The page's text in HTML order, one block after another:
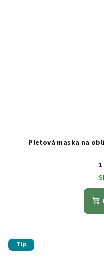
Pleťová maska na
Tip